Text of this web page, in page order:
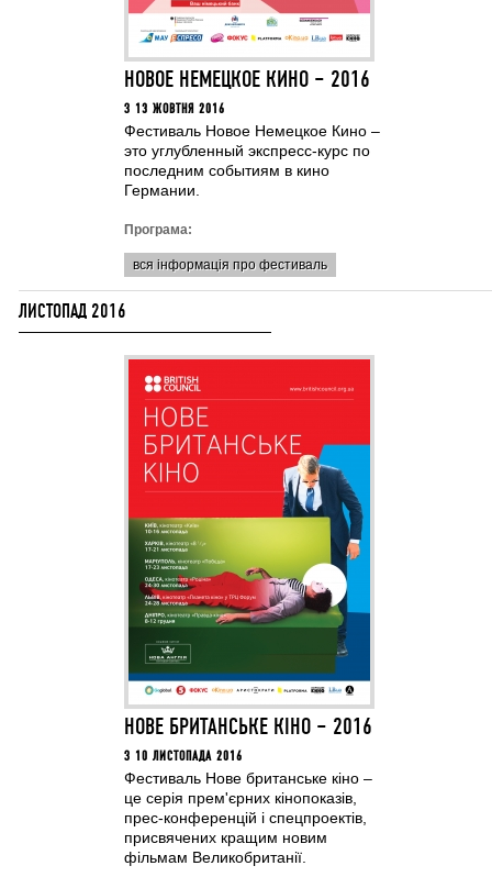
НОВОЕ НЕМЕЦКОЕ КИНО – 2016
З 13 ЖОВТНЯ 2016
Фестиваль Новое Немецкое Кино –
это углубленный экспресс-курс по
последним событиям в кино
Германии.
Програма:
вся інформація про фестиваль
ЛИСТОПАД 2016
НОВЕ БРИТАНСЬКЕ КІНО – 2016
З 10 ЛИСТОПАДА 2016
Фестиваль Нове британське кіно –
це серія прем'єрних кінопоказів,
прес-конференцій і спецпроектів,
присвячених кращим новим
фільмам Великобританії.